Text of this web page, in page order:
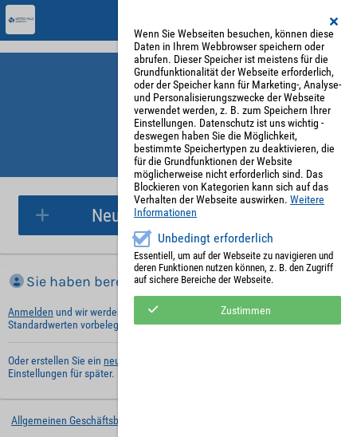
Parkplatzreservierung
Sie haben bereits ein Konto?
Anmelden und wir werden die notwendigen Informationen mit Ihren
Standardwerten vorbelegen.
Oder erstellen Sie ein neues Benutzerkonto
Einstellungen für später.
Neue Parkplatzreservierung
Allgemeinen Geschäftsbedingungen
Wenn Sie Webseiten besuchen, können diese
Daten in Ihrem Webbrowser speichern oder
abrufen. Dieser Speicher ist meistens für die
Grundfunktionalität der Webseite erforderlich,
oder der Speicher kann für Marketing-, Analyse-
und Personalisierungszwecke der Webseite
verwendet werden, z. B. zum Speichern Ihrer
Einstellungen. Datenschutz ist uns wichtig -
deswegen haben Sie die Möglichkeit,
bestimmte Speichertypen zu deaktivieren, die
für die Grundfunktionen der Website
möglicherweise nicht erforderlich sind. Das
Blockieren von Kategorien kann sich auf das
Verhalten der Webseite auswirken. Weitere
Informationen
Unbedingt erforderlich
Essentiell, um auf der Webseite zu navigieren und
deren Funktionen nutzen können, z. B. den Zugriff
auf sichere Bereiche der Webseite.
Zustimmen